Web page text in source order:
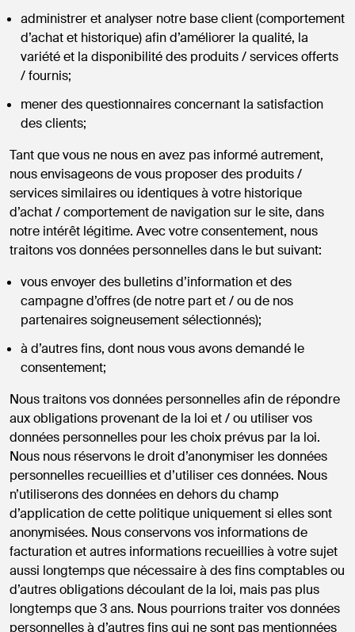
administrer et analyser notre base client (comportement
d’achat et historique) afin d’améliorer la qualité, la
variété et la disponibilité des produits / services offerts
/ fournis;
mener des questionnaires concernant la satisfaction
des clients;
Tant que vous ne nous en avez pas informé autrement,
nous envisageons de vous proposer des produits /
services similaires ou identiques à votre historique
d’achat / comportement de navigation sur le site, dans
notre intérêt légitime. Avec votre consentement, nous
traitons vos données personnelles dans le but suivant:
vous envoyer des bulletins d’information et des
campagne d’offres (de notre part et / ou de nos
partenaires soigneusement sélectionnés);
à d’autres fins, dont nous vous avons demandé le
consentement;
Nous traitons vos données personnelles afin de répondre
aux obligations provenant de la loi et / ou utiliser vos
données personnelles pour les choix prévus par la loi.
Nous nous réservons le droit d’anonymiser les données
personnelles recueillies et d’utiliser ces données. Nous
n’utiliserons des données en dehors du champ
d’application de cette politique uniquement si elles sont
anonymisées. Nous conservons vos informations de
facturation et autres informations recueillies à votre sujet
aussi longtemps que nécessaire à des fins comptables ou
d’autres obligations découlant de la loi, mais pas plus
longtemps que 3 ans. Nous pourrions traiter vos données
personnelles à d’autres fins qui ne sont pas mentionnées